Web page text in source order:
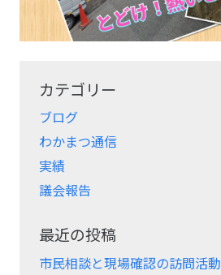
カテゴリー
ブログ
わかまつ通信
実績
議会報告
最近の投稿
市民相談と現場確認の訪問活動